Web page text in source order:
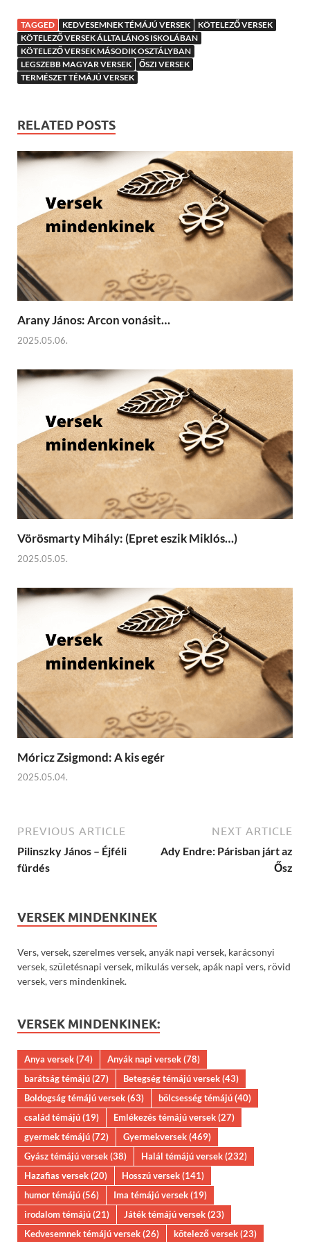
TAGGED KEDVESEMNEK TÉMÁJÚ VERSEK
KÖTELEZŐ VERSEK
KÖTELEZŐ VERSEK ÁLLTALÁNOS ISKOLÁBAN
KÖTELEZŐ VERSEK MÁSODIK OSZTÁLYBAN
LEGSZEBB MAGYAR VERSEK
ŐSZI VERSEK
TERMÉSZET TÉMÁJÚ VERSEK
RELATED POSTS
Arany János: Arcon vonásit…
2025.05.06.
Vörösmarty Mihály: (Epret eszik Miklós…)
2025.05.05.
Móricz Zsigmond: A kis egér
2025.05.04.
PREVIOUS ARTICLE
Pilinszky János – Éjféli
fürdés
NEXT ARTICLE
Ady Endre: Párisban járt az
Ősz
VERSEK MINDENKINEK
Vers, versek, szerelmes versek, anyák napi versek, karácsonyi
versek, születésnapi versek, mikulás versek, apák napi vers, rövid
versek, vers mindenkinek.
VERSEK MINDENKINEK:
Anya versek(74) Anyák napi versek(78)
barátság témájú(27) Betegség témájú versek(43)
Boldogság témájú versek(63) bölcsesség témájú(40)
család témájú(19) Emlékezés témájú versek(27)
gyermek témájú(72) Gyermekversek(469)
Gyász témájú versek(38) Halál témájú versek(232)
Hazafias versek(20) Hosszú versek(141)
humor témájú(56) Ima témájú versek(19)
irodalom témájú(21) Játék témájú versek(23)
Kedvesemnek témájú versek(26) kötelező versek(23)